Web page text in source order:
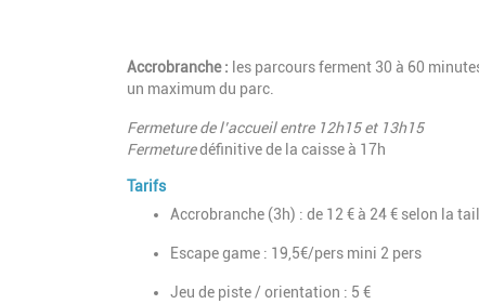
Accrobranche : les parcours ferment 30 à 60
un maximum du parc.
Fermeture de l’accueil entre 12h15 et 13h15
Fermeturedéfinitive de la caisse à 17h
Tarifs
Accrobranche (3h) : de 12 € à 24 € selon la
Escape game : 19,5€/pers mini 2 pers
Jeu de piste / orientation : 5 €